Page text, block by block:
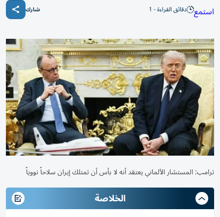
استمع دقائق القراءة - 1 شارك
ترامب: المستشار الألماني يعتقد أنه لا بأس أن تمتلك إيران سلاحاً نووياً
الخلاصة